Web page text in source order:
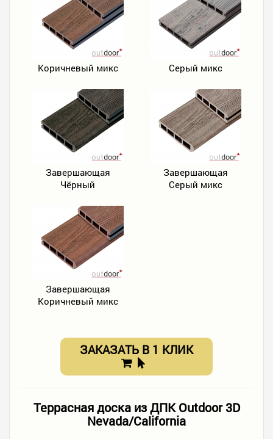
Коричневый микс Серый микс
Завершающая
Чёрный
Завершающая
Серый микс
Завершающая
Коричневый микс
ЗАКАЗАТЬ В 1 КЛИК
Террасная доска из ДПК Outdoor 3D
Nevada/California